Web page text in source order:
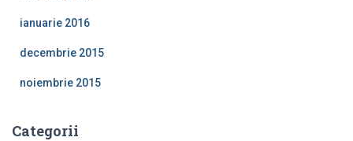
ianuarie 2016
decembrie 2015
noiembrie 2015
Categorii